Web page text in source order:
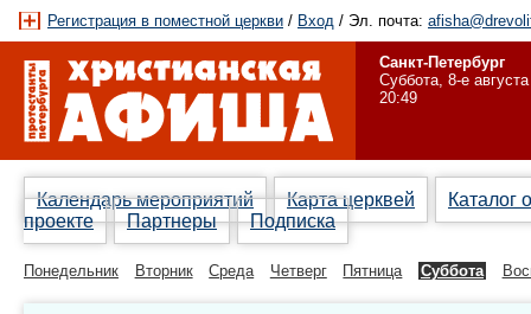
Регистрация в поместной церкви / Вход / Эл. почта:
Санкт-Петербург
Суббота, 8-е августа
20:49
Календарь мероприятий Карта церквей
Каталог
проекте
Партнеры Подписка
Понедельник Вторник Среда Четверг Пятница Суббота